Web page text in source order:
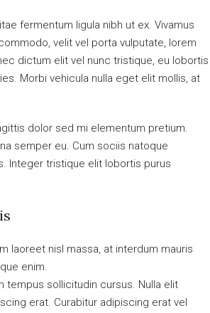
fermentum ligula nibh ut ex. Vivamus
velit vel porta vulputate, lorem
dictum elit vel nunc tristique, eu lobortis
Morbi vehicula nulla eget elit mollis, at
dolor sed mi elementum pretium.
semper eu. Cum sociis natoque
Integer tristique elit lobortis purus
laoreet nisl massa, at interdum mauris
enim.
tempus sollicitudin cursus. Nulla elit
erat. Curabitur adipiscing erat vel